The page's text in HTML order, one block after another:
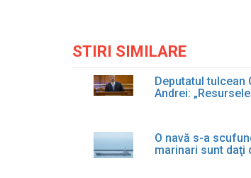
STIRI SIMILARE
Deputatul tulcean
Andrei:
O navă s-a
marinari sunt daţi